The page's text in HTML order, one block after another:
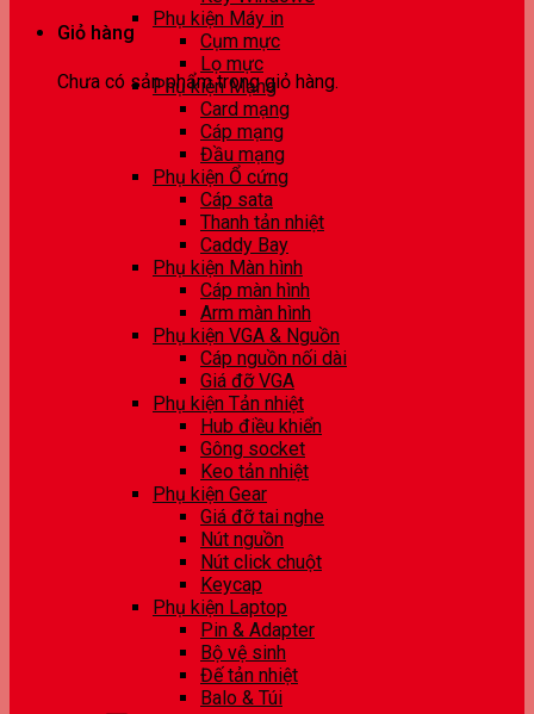
Giỏ hàng
Chưa có sản phẩm trong giỏ hàng.
Phụ kiện Máy in
Cụm mực
Lọ mực
Phụ kiện Mạng
Card mạng
Cáp mạng
Đầu mạng
Phụ kiện Ổ cứng
Cáp sata
Thanh tản nhiệt
Caddy Bay
Phụ kiện Màn hình
Cáp màn hình
Arm màn hình
Phụ kiện VGA & Nguồn
Cáp nguồn nối dài
Giá đỡ VGA
Phụ kiện Tản nhiệt
Hub điều khiển
Gông socket
Keo tản nhiệt
Phụ kiện Gear
Giá đỡ tai nghe
Nút nguồn
Nút click chuột
Keycap
Phụ kiện Laptop
Pin & Adapter
Bộ vệ sinh
Đế tản nhiệt
Balo & Túi